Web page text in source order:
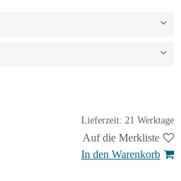
Lieferzeit: 21 Werktage
Auf die Merkliste
In den Warenkorb